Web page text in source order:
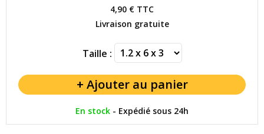
4,90 € TTC
Livraison gratuite
Taille :
En stock - Expédié sous 24h